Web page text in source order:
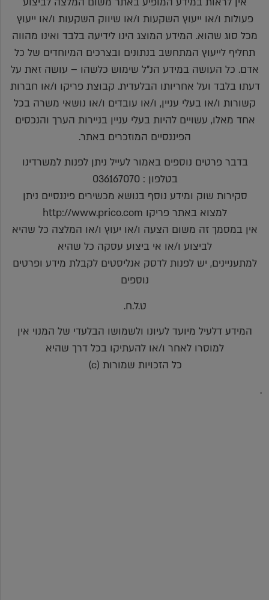
פעולות ו/או ייעוץ השקעות ו/או שיווק השקעות ו/או ייעוץ
מכל סוג שהוא. המידע המוצג הינו לידיעה בלבד ואינו מהווה
תחליף לייעוץ המתחשב בנתונים ובצרכים המיוחדים של כל
אדם. כל העושה במידע הנ"ל שימוש כלשהו – עושה זאת על
דעתו בלבד ועל אחריותו הבלעדית. קבוצת פריקו ו/או חברות
קשורות ו/או בעלי עניין, ו/או עובדים ו/או נושאי משרה בכל
אחד מאלו, עשויים להיות בעלי עניין בניירות הערך והנכסים
הפיננסיים המוזכרים באתר.
בדבר פרטים נוספים באמור לעייל ניתן לפנות למשרדינו
בטלפון : 036167070
סקירות שוק ומידע נוסף בנושא מכשירים פיננסיים ניתן
למצוא באתר פריקו http://www.prico.com
אין במסמך זה משום הצעה ו/או יעוץ ו/או המלצה כל שהיא
לביצוע ו/או אי ביצוע עסקה כל שהיא
למתעניינים, יש לפנות לדסק אנליסטים לקבלת מידע ופרטים
נוספים
ט.ל.ח.
המידע דלעיל מיועד לעיונו ולשמושו הבלעדי של המנוי אין
למוסרו לאחר ו/או להעתיקו בכל דרך שהיא
כל הזכויות שמורות (c)
.